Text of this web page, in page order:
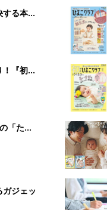
する本
～2才
『初め
大特
「たま
ガジェッ